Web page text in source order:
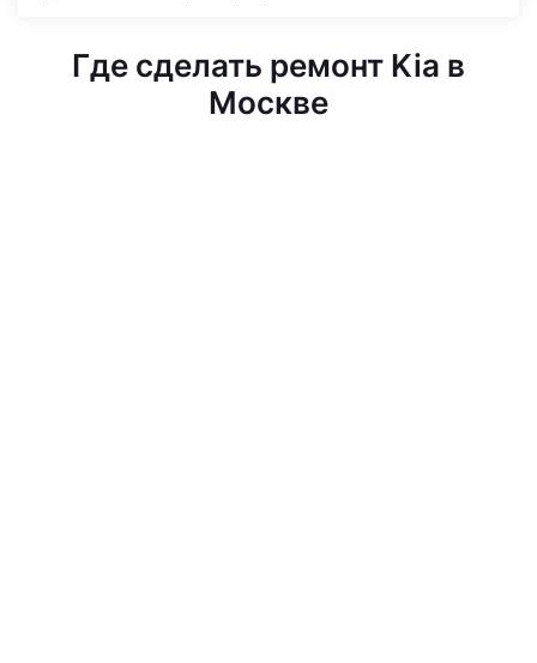
Где сделать ремонт Kia в
Москве